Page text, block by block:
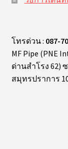
โทรด่วน : 087-
MF Pipe (PNE
ด่านสำโรง 62)
สมุทรปราการ